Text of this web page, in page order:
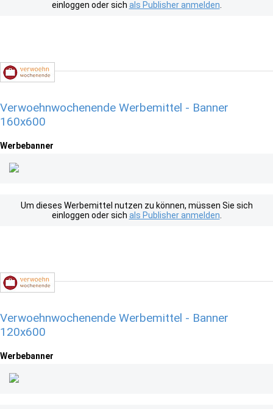
einloggen oder sich als Publisher anmelden
Verwoehnwochenende Werbemittel - Banner
160x600
Werbebanner
Um dieses Werbemittel nutzen zu können, müssen Sie sich
einloggen oder sich als Publisher anmelden
Verwoehnwochenende Werbemittel - Banner
120x600
Werbebanner